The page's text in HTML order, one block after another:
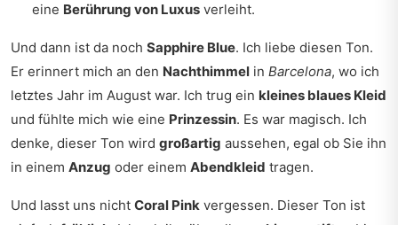
eine Berührung von Luxus verleiht.
Und dann ist da noch Sapphire Blue. Ich liebe diesen Ton.
Er erinnert mich an den Nachthimmel in Barcelona, wo ich
letztes Jahr im August war. Ich trug ein kleines blaues Kleid
und fühlte mich wie eine Prinzessin. Es war magisch. Ich
denke, dieser Ton wird großartig aussehen, egal ob Sie ihn
in einem Anzug oder einem Abendkleid tragen.
Und lasst uns nicht Coral Pink vergessen. Dieser Ton ist